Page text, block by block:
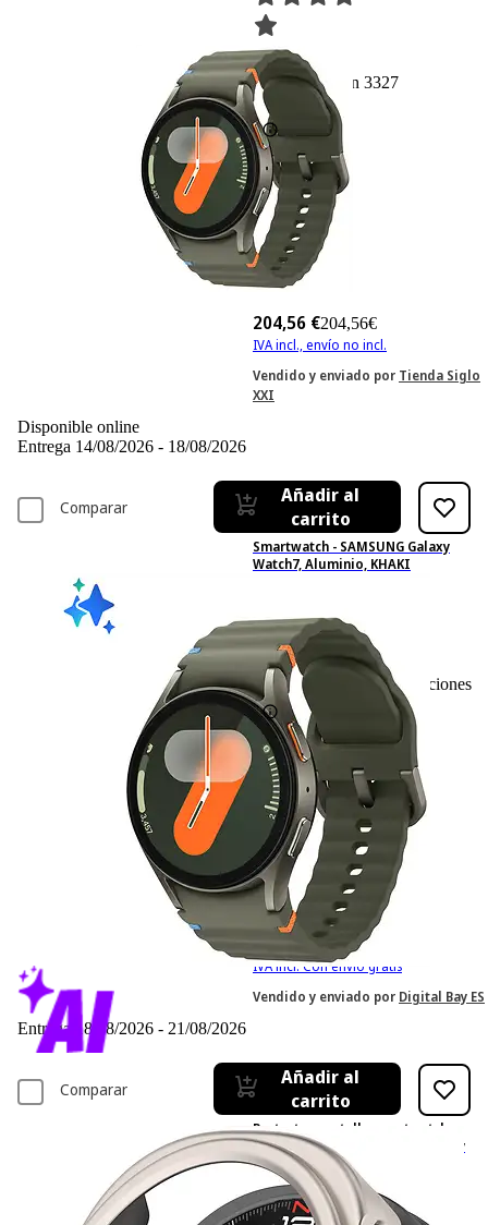
3327Basado en 3327
valoraciones
204,56 €204,56€
IVA incl., envío no incl.
Vendido y enviado por Tienda Siglo
XXI
Disponible online
Entrega 14/08/2026 - 18/08/2026
Comparar
Añadir al
carrito
Smartwatch - SAMSUNG Galaxy
Watch7, Aluminio, KHAKI
528 Basado en 528 valoraciones
196,38 € 196,38€
IVA incl. Con envío gratis
Vendido y enviado por Digital Bay ES
Entrega 18/08/2026 - 21/08/2026
Comparar
Añadir al
carrito
Protector pantalla smartwatch -
88914 WIGENTO, Samsung, Galaxy
Watch 8 40mm, Plástico